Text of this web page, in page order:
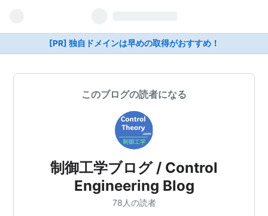
[PR] 独自ドメインは早めの取得がおすすめ！
このブログの読者になる
制御工学ブログ / Control
Engineering Blog
78人の読者